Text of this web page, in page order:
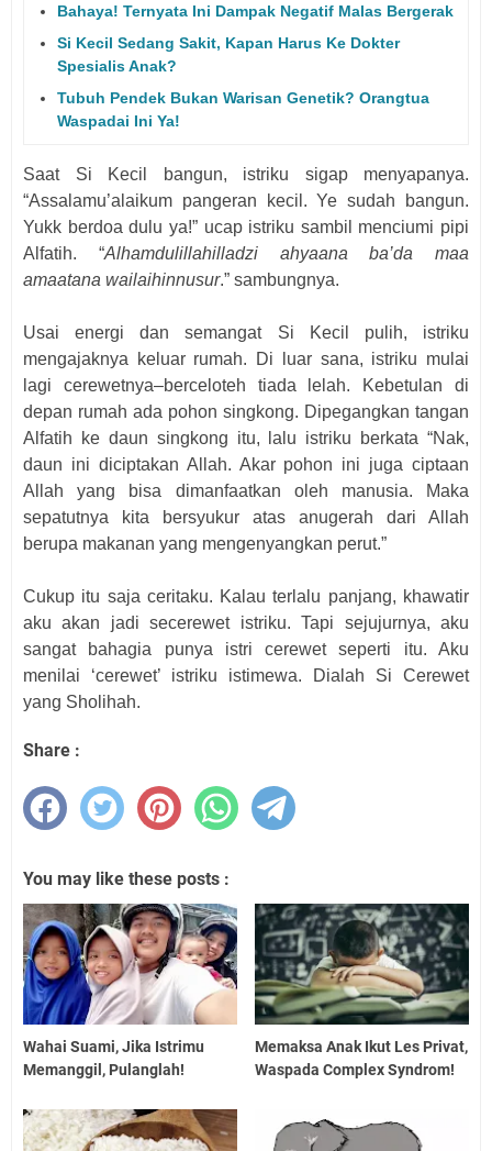
Bahaya! Ternyata Ini Dampak Negatif Malas Bergerak
Si Kecil Sedang Sakit, Kapan Harus Ke Dokter
Spesialis Anak?
Tubuh Pendek Bukan Warisan Genetik? Orangtua
Waspadai Ini Ya!
Saat Si Kecil bangun, istriku sigap menyapanya.
“Assalamu’alaikum pangeran kecil. Ye sudah bangun.
Yukk berdoa dulu ya!” ucap istriku sambil menciumi pipi
Alfatih. “Alhamdulillahilladzi ahyaana ba’da maa
amaatana wailaihinnusur.” sambungnya.
Usai energi dan semangat Si Kecil pulih, istriku
mengajaknya keluar rumah. Di luar sana, istriku mulai
lagi cerewetnya–berceloteh tiada lelah. Kebetulan di
depan rumah ada pohon singkong. Dipegangkan tangan
Alfatih ke daun singkong itu, lalu istriku berkata “Nak,
daun ini diciptakan Allah. Akar pohon ini juga ciptaan
Allah yang bisa dimanfaatkan oleh manusia. Maka
sepatutnya kita bersyukur atas anugerah dari Allah
berupa makanan yang mengenyangkan perut.”
Cukup itu saja ceritaku. Kalau terlalu panjang, khawatir
aku akan jadi secerewet istriku. Tapi sejujurnya, aku
sangat bahagia punya istri cerewet seperti itu. Aku
menilai ‘cerewet’ istriku istimewa. Dialah Si Cerewet
yang Sholihah.
Share :
You may like these posts :
Wahai Suami, Jika Istrimu
Memanggil, Pulanglah!
Memaksa Anak Ikut Les Privat,
Waspada Complex Syndrom!